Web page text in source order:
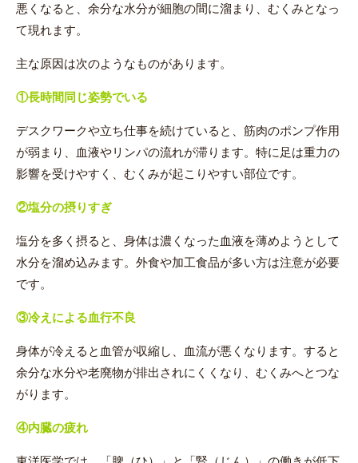
悪くなると、余分な水分が細胞の間に溜まり、むくみとなっ
て現れます。
主な原因は次のようなものがあります。
①長時間同じ姿勢でいる
デスクワークや立ち仕事を続けていると、筋肉のポンプ作用
が弱まり、血液やリンパの流れが滞ります。特に足は重力の
影響を受けやすく、むくみが起こりやすい部位です。
②塩分の摂りすぎ
塩分を多く摂ると、身体は濃くなった血液を薄めようとして
水分を溜め込みます。外食や加工食品が多い方は注意が必要
です。
③冷えによる血行不良
身体が冷えると血管が収縮し、血流が悪くなります。すると
余分な水分や老廃物が排出されにくくなり、むくみへとつな
がります。
④内臓の疲れ